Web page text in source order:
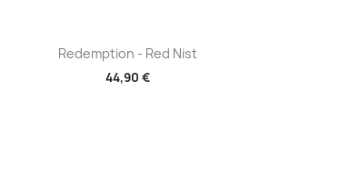
Aperçu rapide
Redemption - Red Nist
44,90 €